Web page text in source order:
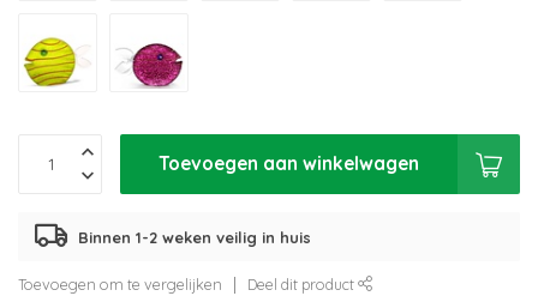
Toevoegen aan winkelwagen
Binnen 1-2 weken veilig in huis
Toevoegen om te vergelijken Deel dit product